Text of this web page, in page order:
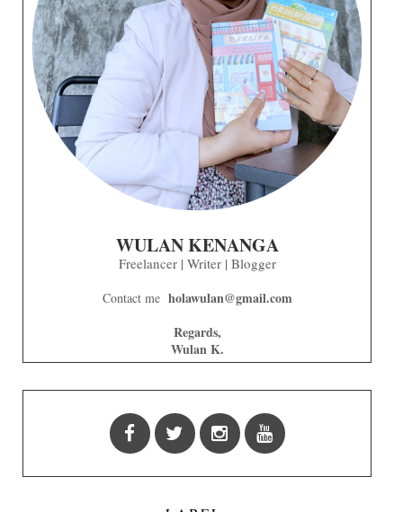
WULAN KENANGA
Freelancer | Writer | Blogger
Contact me holawulan@gmail.com
Regards,
Wulan K.